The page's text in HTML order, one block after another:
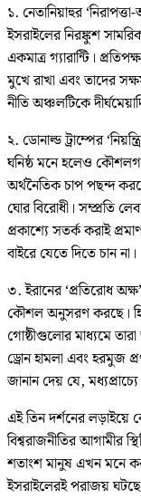
১. নেতানিয়াহুর
ইসরাইলের নিরঙ্কুশ
একমাত্র গ্যারান্টি।
মুখে রাখা এবং তাদের
নীতি অঞ্চলটিকে
২. ডোনাল্ড ট্রাম্পের
ঘনিষ্ঠ মনে হলেও
অর্থনৈতিক চাপ পছন্দ
ঘোর বিরোধী। সম্প্রতি
প্রকাশ্যে সতর্ক করাই
বাইরে যেতে দিতে চান না।
৩. ইরানের ‘প্রতিরোধ
কৌশল অনুসরণ করছে।
গোষ্ঠীগুলোর মাধ্যমে তারা
ড্রোন হামলা এবং হরমুজ
জানান দেয় যে,
এই তিন দর্শনের লড়াইয়ে
বিশ্বরাজনীতির আগামীর
শতাংশ মানুষ এখন মনে
ইসরাইলেরই পরাজয়